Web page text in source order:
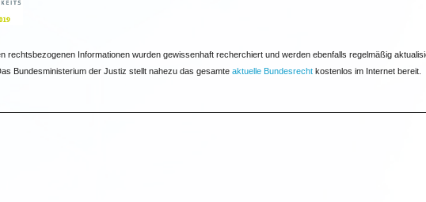
rechtsbezogenen Informationen wurden gewissenhaft recherchiert und werden ebenfalls regelmäßig
Bundesministerium der Justiz stellt nahezu das gesamte aktuelle Bundesrechtkostenlos im Internet bereit.